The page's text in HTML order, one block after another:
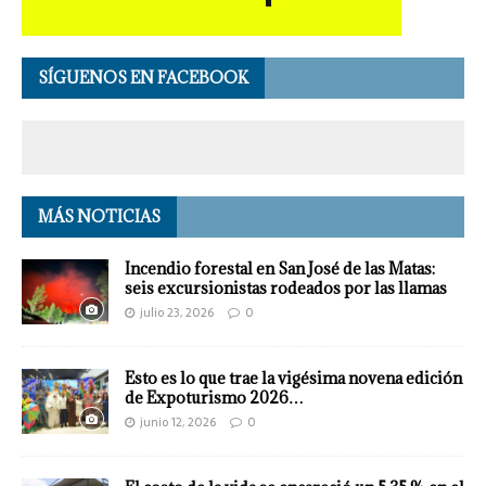
SÍGUENOS EN FACEBOOK
MÁS NOTICIAS
Incendio forestal en San José de las Matas:
seis excursionistas rodeados por las llamas
julio 23, 2026 0
Esto es lo que trae la vigésima novena edición
de Expoturismo 2026…
junio 12, 2026 0